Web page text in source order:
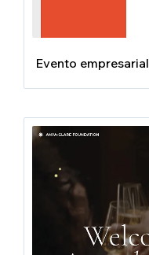
Evento empresarial